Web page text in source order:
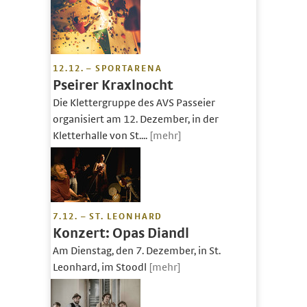
12.12. – SPORTARENA
Pseirer Kraxlnocht
Die Klettergruppe des AVS Passeier
organisiert am 12. Dezember, in der
Kletterhalle von St.... [mehr]
7.12. – ST. LEONHARD
Konzert: Opas Diandl
Am Dienstag, den 7. Dezember, in St.
Leonhard, im Stoodl
[mehr]